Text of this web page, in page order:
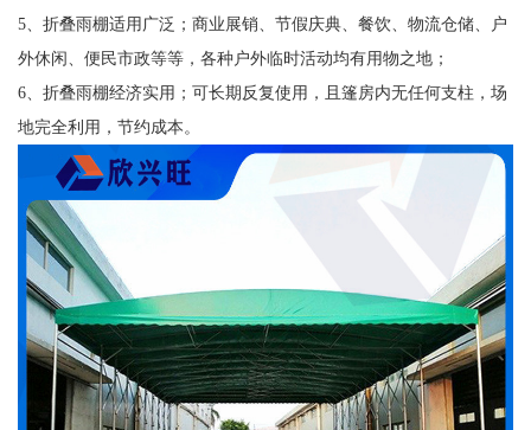
5、折叠雨棚适用广泛；商业展销、节假庆典、餐饮、物流仓储、户
外休闲、便民市政等等，各种户外临时活动均有用物之地；
6、折叠雨棚经济实用；可长期反复使用，且篷房内无任何支柱，场
地完全利用，节约成本。